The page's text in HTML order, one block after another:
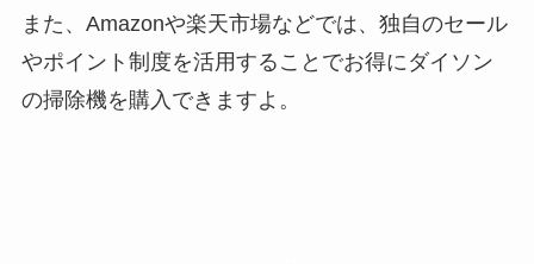
また、Amazonや楽天市場などでは、独自のセール
やポイント制度を活用することでお得にダイソン
の掃除機を購入できますよ。